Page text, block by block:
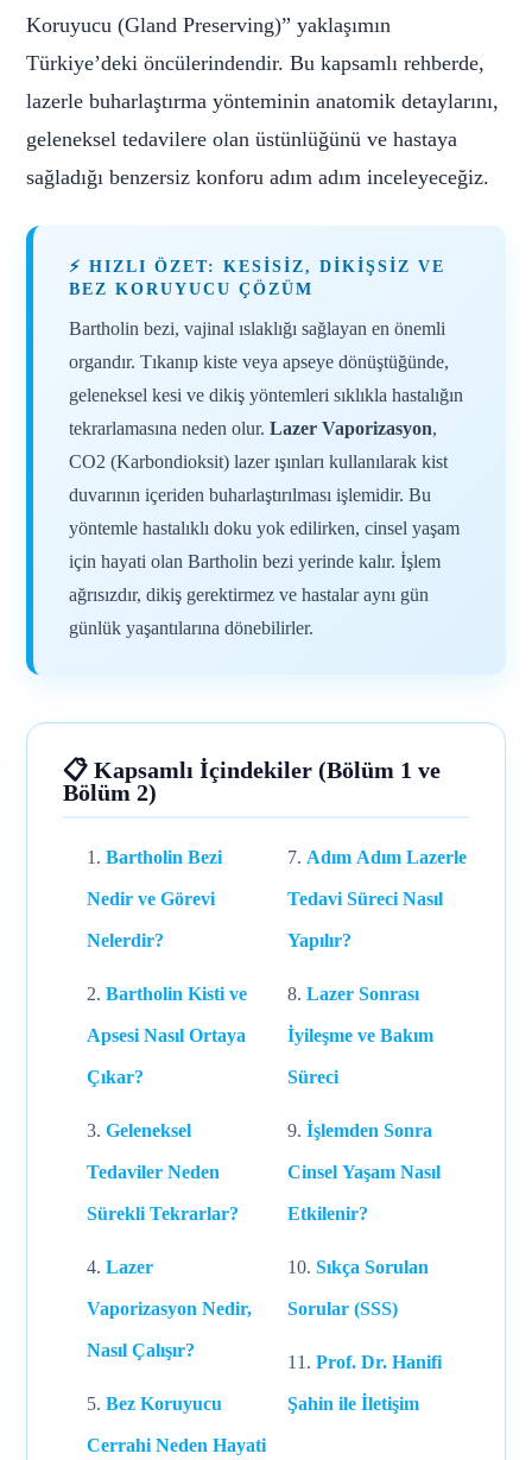
Koruyucu (Gland Preserving)” yaklaşımın
Türkiye’deki öncülerindendir. Bu kapsamlı rehberde,
lazerle buharlaştırma yönteminin anatomik detaylarını,
geleneksel tedavilere olan üstünlüğünü ve hastaya
sağladığı benzersiz konforu adım adım inceleyeceğiz.
⚡ HIZLI ÖZET: KESISIZ, DIKIŞSIZ VE
BEZ KORUYUCU ÇÖZÜM
Bartholin bezi, vajinal ıslaklığı sağlayan en önemli
organdır. Tıkanıp kiste veya apseye dönüştüğünde,
geleneksel kesi ve dikiş yöntemleri sıklıkla hastalığın
tekrarlamasına neden olur.Lazer Vaporizasyon,
CO2 (Karbondioksit) lazer ışınları kullanılarak kist
duvarının içeriden buharlaştırılması işlemidir. Bu
yöntemle hastalıklı doku yok edilirken, cinsel yaşam
için hayati olan Bartholin bezi yerinde kalır. İşlem
ağrısızdır, dikiş gerektirmez ve hastalar aynı gün
günlük yaşantılarına dönebilirler.
📋 Kapsamlı İçindekiler (Bölüm 1 ve
Bölüm 2)
Bartholin Bezi
Nedir ve Görevi
Nelerdir?
Bartholin Kisti ve
Apsesi Nasıl Ortaya
Çıkar?
Geleneksel
Tedaviler Neden
Sürekli Tekrarlar?
Lazer
Vaporizasyon Nedir,
Nasıl Çalışır?
Bez Koruyucu
Cerrahi Neden Hayati
Adım Adım Lazerle
Tedavi Süreci Nasıl
Yapılır?
Lazer Sonrası
İyileşme ve Bakım
Süreci
İşlemden Sonra
Cinsel Yaşam Nasıl
Etkilenir?
Sıkça Sorulan
Sorular (SSS)
Prof. Dr. Hanifi
Şahin ile İletişim